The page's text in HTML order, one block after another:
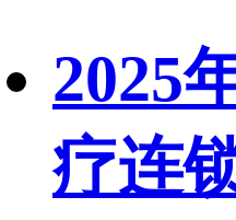
2025
疗连